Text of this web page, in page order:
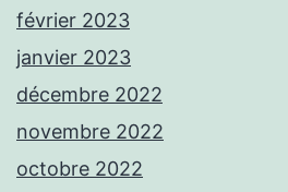
février 2023
janvier 2023
décembre 2022
novembre 2022
octobre 2022